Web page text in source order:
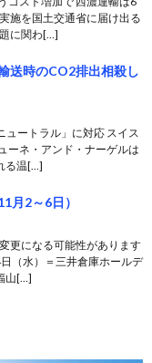
施を国土交通省に届け出る
に関わ[…]
送時のCO2排出相殺し
ュートラル」に対応 スイス
ーネ・アンド・ナーゲルは
る温[…]
月2～6日）
更になる可能性があります
（水）＝三井倉庫ホールデ
山[…]